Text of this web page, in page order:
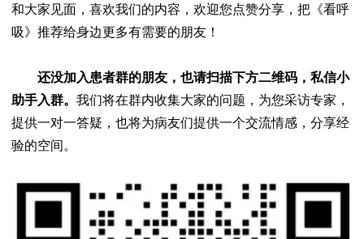
和大家见面，喜欢我们的内容，欢迎您点赞分享，把《看呼
吸》推荐给身边更多有需要的朋友！
还没加入患者群的朋友，也请扫描下方二维码，私信小
助手入群。 我们将在群内收集大家的问题，为您采访专家，
提供一对一答疑，也将为病友们提供一个交流情感，分享经
验的空间。